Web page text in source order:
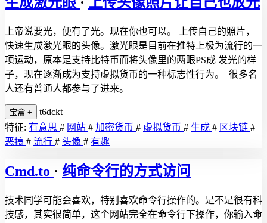
上帝说要光，便有了光。现在你也可以。 上传自己的照片，
快速生成激光眼的头像。激光眼是目前在推特上极为流行的一
项运动，原本是支持比特币而将头像里的两眼PS成 发光的样
子，现在逐渐成为支持虚拟货币的一种标志性行为。 很多名
人还有普通人都参与了进来。
宝盒 +
t6dckt
特征: 有意思 # 网站 # 加密货币 # 虚拟货币 # 生成 # 区块链 #
恶搞 # 流行 # 头像 # 有趣
Cmd.to · 纯命令行的方式访问
技术同学可能会喜欢，特别喜欢命令行操作的。是不是很有科
技感，其实很简单，这个网站完全在命令行下操作，你输入命